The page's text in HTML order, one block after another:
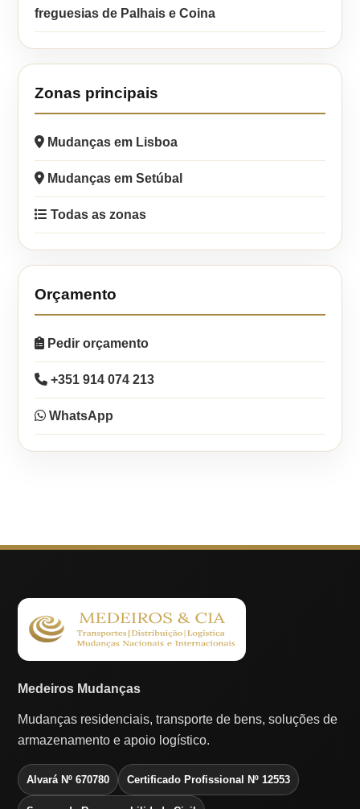
freguesias de Palhais e Coina
Zonas principais
Mudanças em Lisboa
Mudanças em Setúbal
Todas as zonas
Orçamento
Pedir orçamento
+351 914 074 213
WhatsApp
Medeiros Mudanças
Mudanças residenciais, transporte de bens, soluções de
armazenamento e apoio logístico.
Alvará Nº 670780 Certificado Profissional Nº 12553